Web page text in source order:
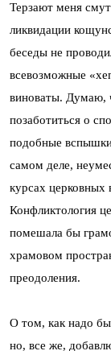
Терзают меня
ликвидации
беседы не
всевозможные
виноваты. Думаю,
позаботиться о
подобные
самом деле,
курсах
Конфликтология
помешала бы
храмовом
преодоления.
О том, как надо
но, все же,